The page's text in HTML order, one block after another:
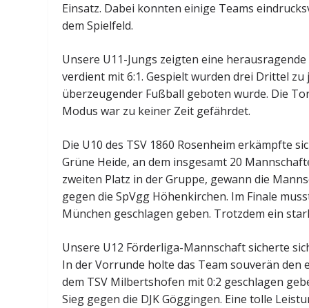
Einsatz. Dabei konnten einige Teams
dem Spielfeld.
Unsere U11-Jungs zeigten eine
verdient mit 6:1. Gespielt wurden drei Drittel
überzeugender Fußball geboten wurde. Die
Modus war zu keiner Zeit gefährdet.
Die U10 des TSV 1860 Rosenheim erkämpfte
Grüne Heide, an dem insgesamt 20
zweiten Platz in der Gruppe, gewann die
gegen die SpVgg Höhenkirchen. Im Finale
München geschlagen geben. Trotzdem ein
Unsere U12 Förderliga-Mannschaft sicherte
In der Vorrunde holte das Team souverän den
dem TSV Milbertshofen mit 0:2 geschlagen
Sieg gegen die DJK Göggingen. Eine tolle